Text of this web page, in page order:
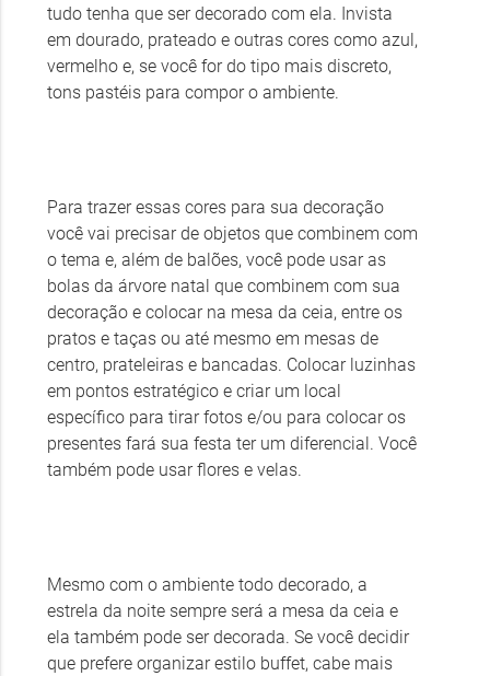
tudo tenha que ser decorado com ela. Invista
em dourado, prateado e outras cores como azul,
vermelho e, se você for do tipo mais discreto,
tons pastéis para compor o ambiente.
Para trazer essas cores para sua decoração
você vai precisar de objetos que combinem com
o tema e, além de balões, você pode usar as
bolas da árvore natal que combinem com sua
decoração e colocar na mesa da ceia, entre os
pratos e taças ou até mesmo em mesas de
centro, prateleiras e bancadas. Colocar luzinhas
em pontos estratégico e criar um local
específico para tirar fotos e/ou para colocar os
presentes fará sua festa ter um diferencial. Você
também pode usar flores e velas.
Mesmo com o ambiente todo decorado, a
estrela da noite sempre será a mesa da ceia e
ela também pode ser decorada. Se você decidir
que prefere organizar estilo buffet, cabe mais